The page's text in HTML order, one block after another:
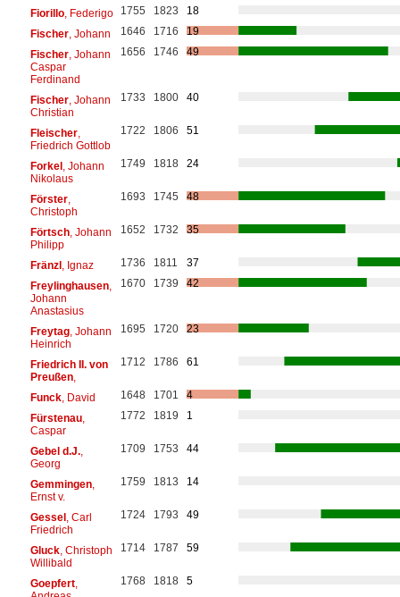
Fiorillo, Federigo 1755 1823
18
Fischer, Johann 1646 1716
19
Fischer, Johann
Caspar
Ferdinand
1656 1746 49
Fischer, Johann
Christian
1733 1800 40
Fleischer,
Friedrich Gottlob
1722 1806 51
Forkel, Johann
Nikolaus
1749 1818 24
Förster,
Christoph
1693 1745 48
Förtsch, Johann
Philipp
1652 1732 35
Fränzl, Ignaz 1736 1811
37
Freylinghausen,
Johann
Anastasius
1670 1739 42
Freytag, Johann
Heinrich
1695 1720 23
Friedrich II. von
Preußen,
1712 1786 61
Funck, David 1648 1701
4
Fürstenau,
Caspar
1772 1819 1
Gebel d.J.,
Georg
1709 1753 44
Gemmingen,
Ernst v.
1759 1813 14
Gessel, Carl
Friedrich
1724 1793 49
Gluck, Christoph
Willibald
1714 1787 59
Goepfert,
1768 1818 5